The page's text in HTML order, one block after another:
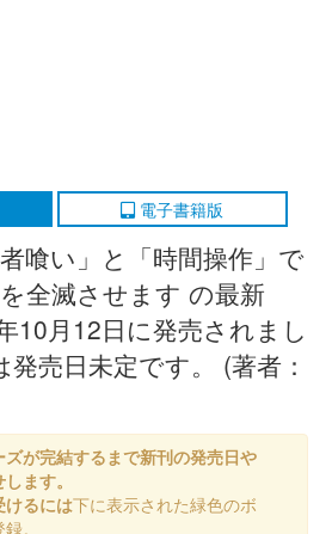
電子書籍版
喰い」と「時間操作」で
全滅させます の最新
10月12日に発売されまし
売日未定です。 (著者：
が完結するまで新刊の発売日や
ます。
けるには下に表示された緑色のボ
。